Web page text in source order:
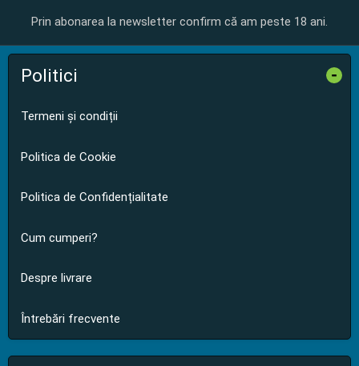
Prin abonarea la newsletter confirm că am peste 18 ani.
Politici -
Termeni și condiții
Politica de Cookie
Politica de Confidențialitate
Cum cumperi?
Despre livrare
Întrebări frecvente